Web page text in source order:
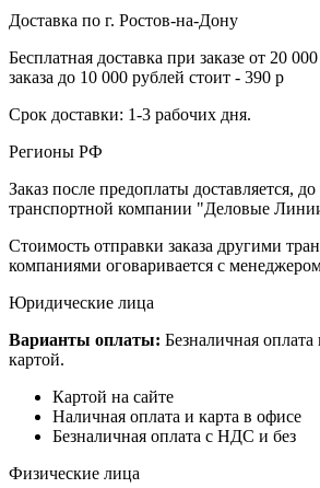
Доставка по г. Ростов-на-Дону
Бесплатная доставка при заказе от 20
заказа до 10 000 рублей стоит - 390 р
Срок доставки: 1-3 рабочих дня.
Регионы РФ
Заказ после предоплаты доставляется,
транспортной компании "Деловые
Стоимость отправки заказа другими
компаниями оговаривается с
Юридические лица
Варианты оплаты: Безналичная
картой.
Картой на сайте
Наличная оплата и карта в офисе
Безналичная оплата с НДС и без
Физические лица